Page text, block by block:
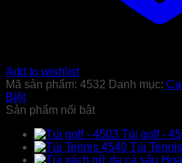
Add to wishlist
Mã sản phẩm: 4532 Danh mục:
Biệt
Sản phẩm nổi bật
Túi golf -
Túi